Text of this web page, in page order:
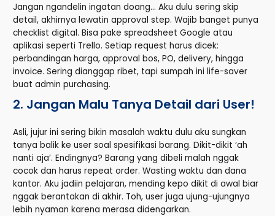
Jangan ngandelin ingatan doang… Aku dulu sering skip
detail, akhirnya lewatin approval step. Wajib banget punya
checklist digital. Bisa pake spreadsheet Google atau
aplikasi seperti Trello. Setiap request harus dicek:
perbandingan harga, approval bos, PO, delivery, hingga
invoice. Sering dianggap ribet, tapi sumpah ini life-saver
buat admin purchasing.
2. Jangan Malu Tanya Detail dari User!
Asli, jujur ini sering bikin masalah waktu dulu aku sungkan
tanya balik ke user soal spesifikasi barang. Dikit-dikit ‘ah
nanti aja’. Endingnya? Barang yang dibeli malah nggak
cocok dan harus repeat order. Wasting waktu dan dana
kantor. Aku jadiin pelajaran, mending kepo dikit di awal biar
nggak berantakan di akhir. Toh, user juga ujung-ujungnya
lebih nyaman karena merasa didengarkan.